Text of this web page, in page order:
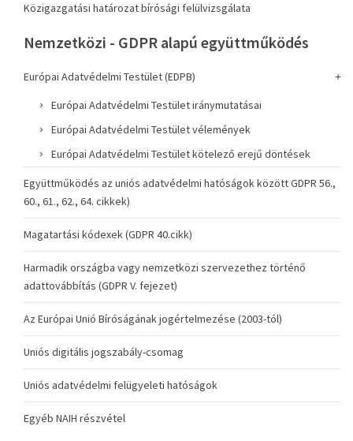
Közigazgatási határozat bírósági felülvizsgálata
Nemzetközi - GDPR alapú együttműködés
Európai Adatvédelmi Testület (EDPB)
Európai Adatvédelmi Testület iránymutatásai
Európai Adatvédelmi Testület vélemények
Európai Adatvédelmi Testület kötelező erejű döntések
Együttműködés az uniós adatvédelmi hatóságok között GDPR 56.,
60., 61., 62., 64. cikkek)
Magatartási kódexek (GDPR 40.cikk)
Harmadik országba vagy nemzetközi szervezethez történő
adattovábbítás (GDPR V. fejezet)
Az Európai Unió Bíróságának jogértelmezése (2003-tól)
Uniós digitális jogszabály-csomag
Uniós adatvédelmi felügyeleti hatóságok
Egyéb NAIH részvétel